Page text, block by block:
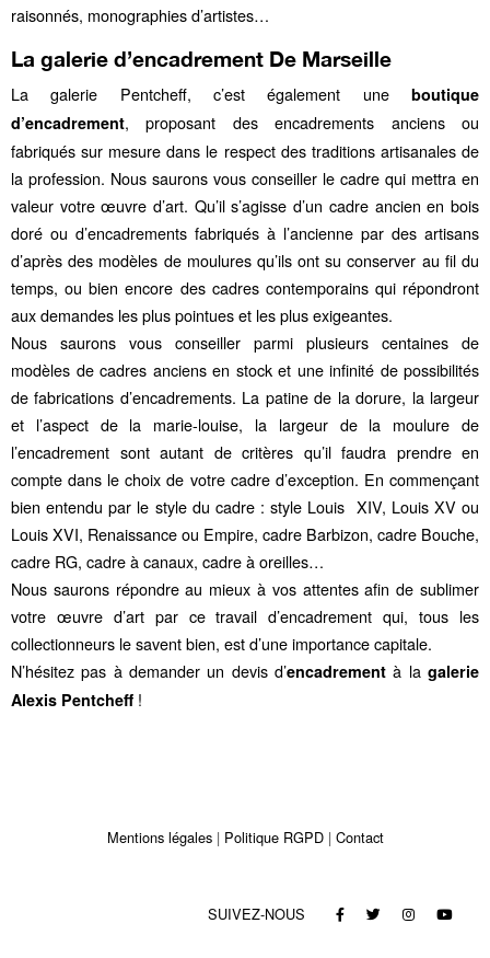
raisonnés, monographies d’artistes…
La galerie d’encadrement De Marseille
La galerie Pentcheff, c’est également une boutique
d’encadrement, proposant des encadrements anciens ou
fabriqués sur mesure dans le respect des traditions artisanales de
la profession. Nous saurons vous conseiller le cadre qui mettra en
valeur votre œuvre d’art. Qu’il s’agisse d’un cadre ancien en bois
doré ou d’encadrements fabriqués à l’ancienne par des artisans
d’après des modèles de moulures qu’ils ont su conserver au fil du
temps, ou bien encore des cadres contemporains qui répondront
aux demandes les plus pointues et les plus exigeantes.
Nous saurons vous conseiller parmi plusieurs centaines de
modèles de cadres anciens en stock et une infinité de possibilités
de fabrications d’encadrements. La patine de la dorure, la largeur
et l’aspect de la marie-louise, la largeur de la moulure de
l’encadrement sont autant de critères qu’il faudra prendre en
compte dans le choix de votre cadre d’exception. En commençant
bien entendu par le style du cadre : style Louis XIV, Louis XV ou
Louis XVI, Renaissance ou Empire, cadre Barbizon, cadre Bouche,
cadre RG, cadre à canaux, cadre à oreilles…
Nous saurons répondre au mieux à vos attentes afin de sublimer
votre œuvre d’art par ce travail d’encadrement qui, tous les
collectionneurs le savent bien, est d’une importance capitale.
N’hésitez pas à demander un devis d’encadrementà lagalerie
Alexis Pentcheff !
Mentions légales Politique RGPD Contact
SUIVEZ-NOUS